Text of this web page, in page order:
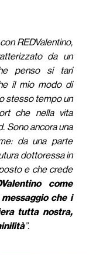
REDValentino,
da un
penso si tari
il mio modo di
stesso tempo un
che nella vita
Sono ancora una
da una parte
dottoressa in
e che crede
come
che i
tutta nostra,
”.